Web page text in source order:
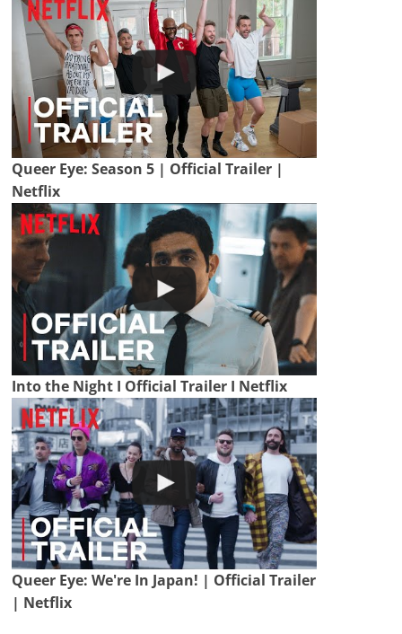
Queer Eye: Season 5 | Official Trailer |
Netflix
Into the Night I Official Trailer I Netflix
Queer Eye: We're In Japan! | Official Trailer
| Netflix